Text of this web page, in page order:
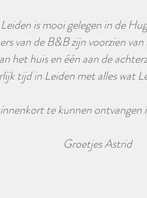
is mooi gelegen in de
van de B&B zijn voorzien
het huis en één aan de
tijd in Leiden met alles
te kunnen ontvangen
Groetjes Astrid